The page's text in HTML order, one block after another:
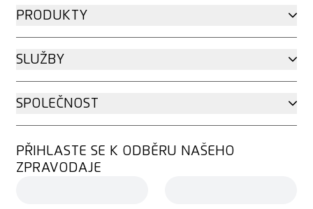
PRODUKTY
SLUŽBY
SPOLEČNOST
PŘIHLASTE SE K ODBĚRU NAŠEHO
ZPRAVODAJE